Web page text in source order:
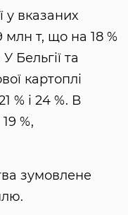
у вказаних
млн т, що на 18 %
Бельгії та
картоплі
% і 24 %. В
%,
зумовлене